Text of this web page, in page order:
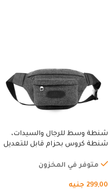
شنطة وسط للرجال والسيدات،
شنطة كروس بحزام قابل للتعديل
السفر، الجري العادي، المشي
(رمادي)
متوفر في المخزون
299,00 جنيه